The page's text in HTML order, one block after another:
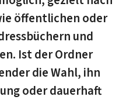
öffentlichen oder
und
Ist der Ordner
die Wahl, ihn
oder dauerhaft